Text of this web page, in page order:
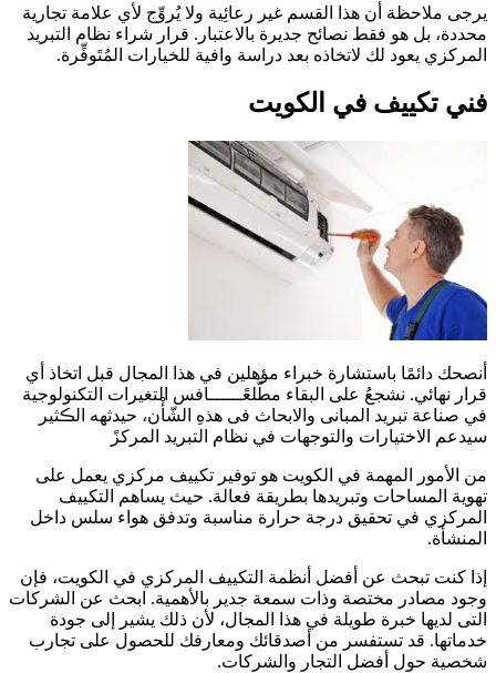
يرجى ملاحظة أن هذا القسم غير رعائِية ولا يُروِّج لأي علامة تجارية
محددة، بل هو فقط نصائح جديرة بالاعتبار. قرار شراء نظام التبريد
المركزي يعود لك لاتخاذه بعد دراسة وافية للخيارات المُتَوفِّرة.
فني تكييف في الكويت
أنصحك دائمًا باستشارة خبراء مؤهلين في هذا المجال قبل اتخاذ أي
قرار نهائي. نشجعُ على البقاء مطَّلعًــــــافس التغيرات التكنولوجية
في صناعة تبرید المبانی والابحاث فی ھذەِ الشّأْن، حیدثھە الڪثیر
سیدعم الاختیارات والتوجھات في نظام التبريد المركزً
من الأمور المهمة في الكويت هو توفير تكييف مركزي يعمل على
تهوية المساحات وتبريدها بطريقة فعالة. حيث يساهم التكييف
المركزي في تحقيق درجة حرارة مناسبة وتدفق هواء سلس داخل
المنشأة.
إذا كنت تبحث عن أفضل أنظمة التكييف المركزي في الكويت، فإن
وجود مصادر مختصة وذات سمعة جدير بالأهمية. ابحث عن الشركات
التى لديها خبرة طويلة في هذا المجال، لأن ذلك يشير إلى جودة
خدماتها. قد تستفسر من أصدقائك ومعارفك للحصول على تجارب
شخصية حول أفضل التجار والشركات.